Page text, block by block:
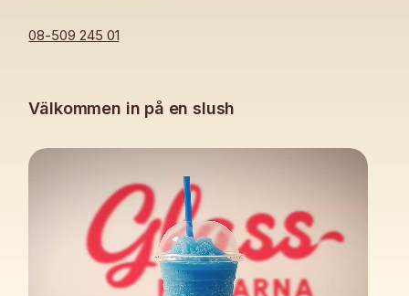
08-509 245 01
Välkommen in på en slush